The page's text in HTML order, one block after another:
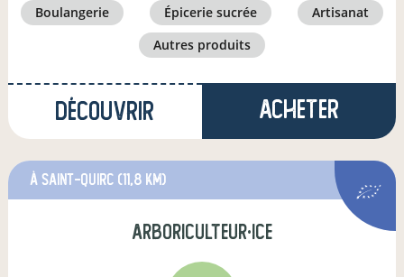
boulangerie épicerie sucrée
artisanat
autres produits
Découvrir Acheter
à Saint-Quirc (11,8 km)
arboriculteur·ice